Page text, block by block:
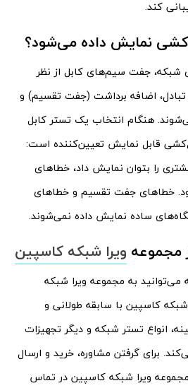
نمایش داده می‌شود؟
شبکه، جفت سیم‌های کابل از نظر
تبادل، اضافه برداشت (جفت تقسیم) و
هنگام انتخاب یک تستر کابل
قابل نمایش تعیین‌کننده است:
را بتوان نمایش داد، خطا‌های
خطا‌های جفت تقسیم و خطا‌های
ساده نمایش داده نمی‌شوند.
مجموعه ویرا شبکه کاسپین
می‌توانید به مجموعه ویرا شبکه
کاسپین با سابقه طولانی و
انواع تستر شبکه و دیگر تجهیزات
برای گرفتن مشاوره، خرید و ارسال
ویرا شبکه کاسپین در تماس